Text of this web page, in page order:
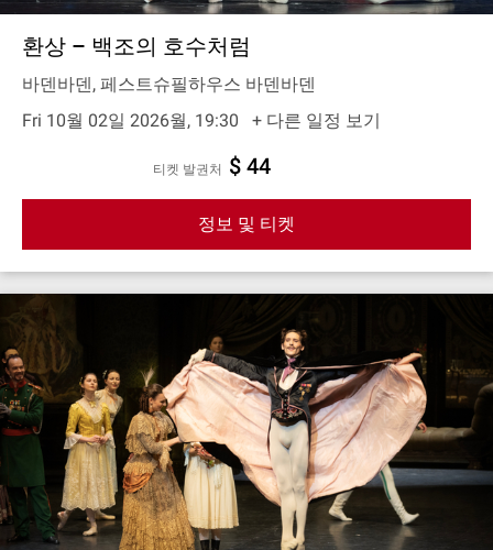
환상 – 백조의 호수처럼
바덴바덴, 페스트슈필하우스 바덴바덴
Fri 10월 02일 2026월, 19:30
+ 다른 일정 보기
티켓 발권처 $ 44
정보 및 티켓